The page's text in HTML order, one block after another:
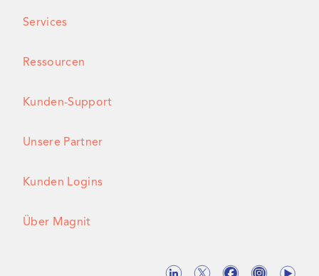
Services
Ressourcen
Kunden-Support
Unsere Partner
Kunden Logins
Über Magnit